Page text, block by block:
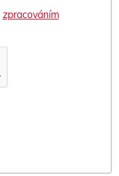
zpracováním